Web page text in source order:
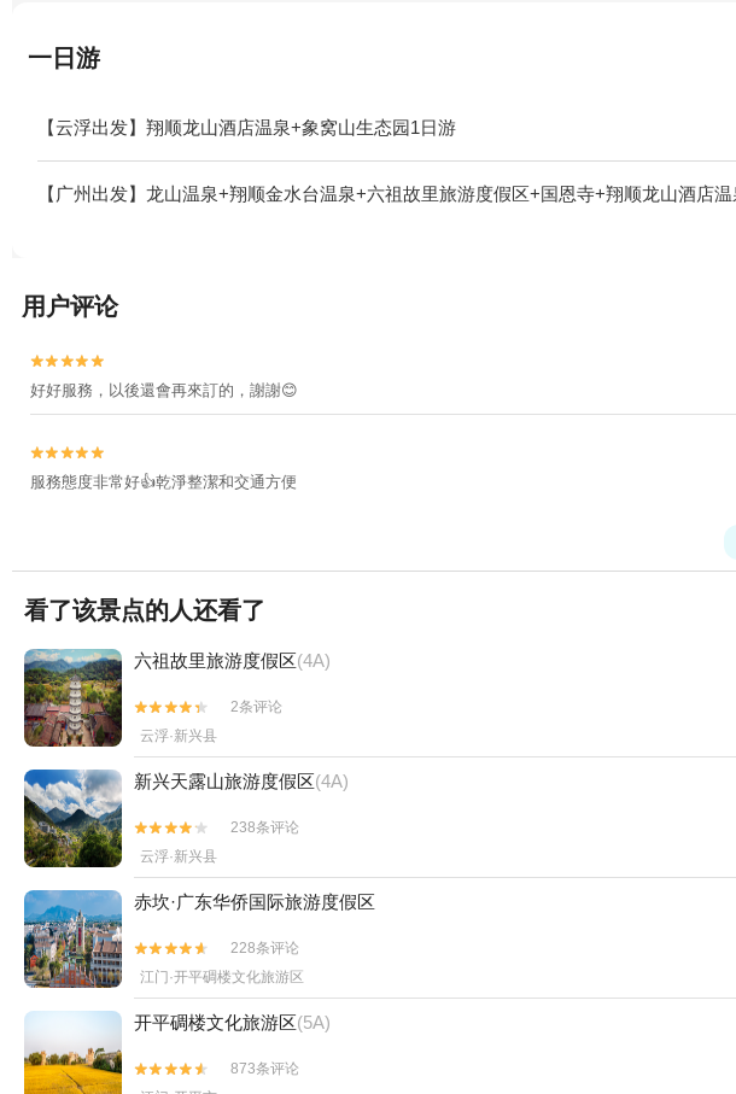
一日游
【云浮出发】翔顺龙山酒店温泉+象窝山生态园1日游
【广州出发】龙山温泉+翔顺金水台温泉+六祖故里旅游度假区+国恩寺+翔顺龙山酒店
用户评论


好好服務，以後還會再來訂的，謝謝😊


服務態度非常好👍乾淨整潔和交通方便
看了该景点的人还看了
六祖故里旅游度假区(4A)


2条评论
云浮·新兴县
新兴天露山旅游度假区(4A)


238条评论
云浮·新兴县
赤坎·广东华侨国际旅游度假区


228条评论
江门·开平碉楼文化旅游区
开平碉楼文化旅游区(5A)


873条评论